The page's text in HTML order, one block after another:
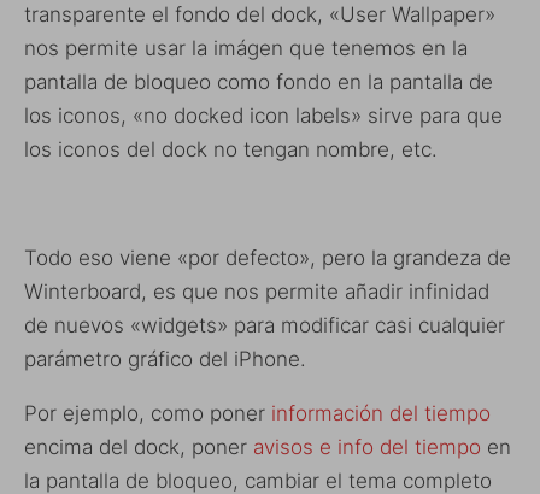
transparente el fondo del dock, «User Wallpaper»
nos permite usar la imágen que tenemos en la
pantalla de bloqueo como fondo en la pantalla de
los iconos, «no docked icon labels» sirve para que
los iconos del dock no tengan nombre, etc.
Todo eso viene «por defecto», pero la grandeza de
Winterboard, es que nos permite añadir infinidad
de nuevos «widgets» para modificar casi cualquier
parámetro gráfico del iPhone.
Por ejemplo, como poner información del tiempo
encima del dock, poner avisos e info del tiempo en
la pantalla de bloqueo, cambiar el tema completo